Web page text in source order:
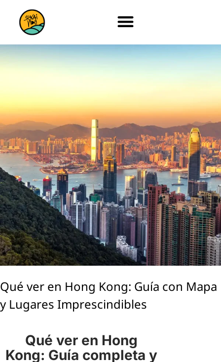
Qué ver en Hong Kong: Guía con Mapa
y Lugares Imprescindibles
Qué ver en Hong
Kong: Guía completa y